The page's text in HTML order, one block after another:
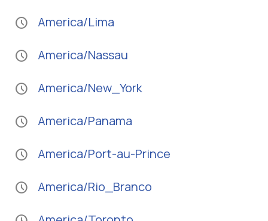
schedule America/Lima
schedule America/Nassau
schedule America/New_York
schedule America/Panama
schedule America/Port-au-Prince
schedule America/Rio_Branco